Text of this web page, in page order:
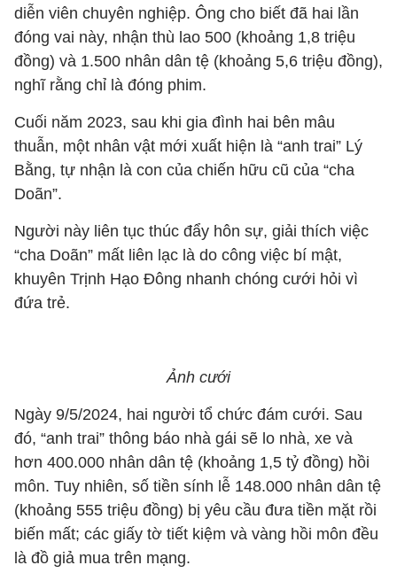
diễn viên chuyên nghiệp. Ông cho biết đã hai lần
đóng vai này, nhận thù lao 500 (khoảng 1,8 triệu
đồng) và 1.500 nhân dân tệ (khoảng 5,6 triệu đồng),
nghĩ rằng chỉ là đóng phim.
Cuối năm 2023, sau khi gia đình hai bên mâu
thuẫn, một nhân vật mới xuất hiện là “anh trai” Lý
Bằng, tự nhận là con của chiến hữu cũ của “cha
Doãn”.
Người này liên tục thúc đẩy hôn sự, giải thích việc
“cha Doãn” mất liên lạc là do công việc bí mật,
khuyên Trịnh Hạo Đông nhanh chóng cưới hỏi vì
đứa trẻ.
Ảnh cưới
Ngày 9/5/2024, hai người tổ chức đám cưới. Sau
đó, “anh trai” thông báo nhà gái sẽ lo nhà, xe và
hơn 400.000 nhân dân tệ (khoảng 1,5 tỷ đồng) hồi
môn. Tuy nhiên, số tiền sính lễ 148.000 nhân dân tệ
(khoảng 555 triệu đồng) bị yêu cầu đưa tiền mặt rồi
biến mất; các giấy tờ tiết kiệm và vàng hồi môn đều
là đồ giả mua trên mạng.